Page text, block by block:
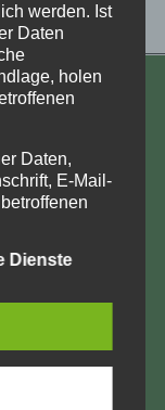
werden. Ist
Daten
holen
Daten,
E-Mail-
Umfang
und
Personen
Dienste